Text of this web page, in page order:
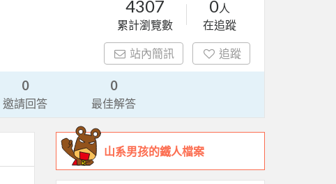
4307
累計瀏覽數
0人
在追蹤
站內簡訊 追蹤
0
邀請回答
0
最佳解答
山系男孩的鐵人檔案